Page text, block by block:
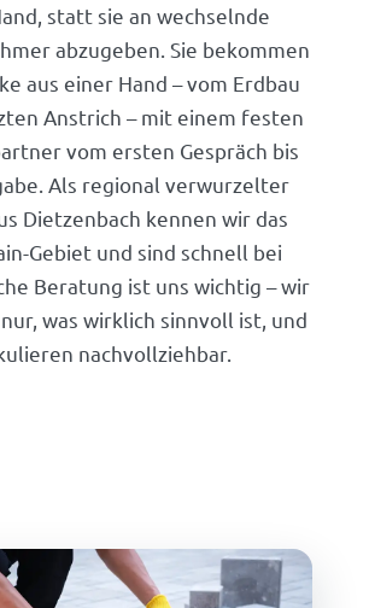
statt sie an wechselnde
abzugeben. Sie bekommen
aus einer Hand – vom Erdbau
Anstrich – mit einem festen
vom ersten Gespräch bis
Als regional verwurzelter
Dietzenbach kennen wir das
Gebiet und sind schnell bei
Beratung ist uns wichtig – wir
was wirklich sinnvoll ist, und
nachvollziehbar.